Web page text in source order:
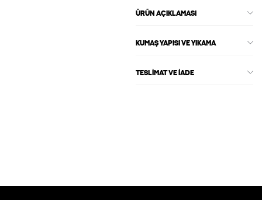
ÜRÜN AÇIKLAMASI
KUMAŞ YAPISI VE YIKAMA
TESLIMAT VE İADE